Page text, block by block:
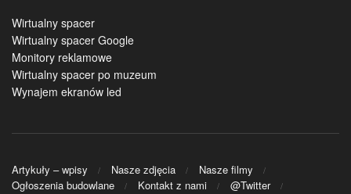
Wirtualny spacer
Wirtualny spacer Google
Monitory reklamowe
Wirtualny spacer po muzeum
Wynajem ekranów led
Artykuły – wpisy Nasze zdjęcia
Nasze filmy
Ogłoszenia budowlane
Kontakt z nami
@Twitter